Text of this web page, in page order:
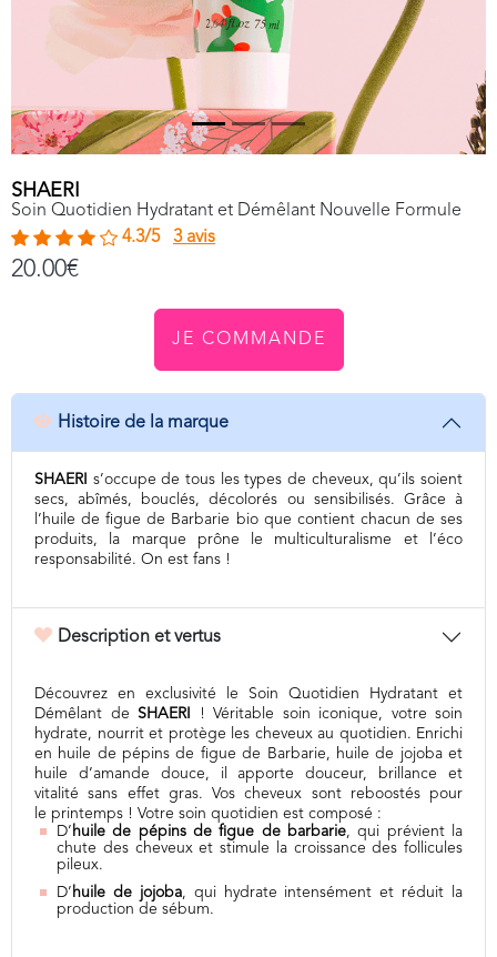
SHAERI
Soin Quotidien Hydratant et Démêlant Nouvelle Formule
4.3/5
3 avis
20.00€
JE COMMANDE
Histoire de la marque
SHAERI s’occupe de tous les types de cheveux, qu’ils soient
secs, abîmés, bouclés, décolorés ou sensibilisés. Grâce à
l’huile de figue de Barbarie bio que contient chacun de ses
produits, la marque prône le multiculturalisme et l’éco
responsabilité. On est fans !
Description et vertus
Découvrez en exclusivité le Soin Quotidien Hydratant et
Démêlant de SHAERI
! Véritable soin iconique, votre soin
hydrate, nourrit et protège les cheveux au quotidien. Enrichi
en huile de pépins de figue de Barbarie, huile de jojoba et
huile d’amande douce, il apporte douceur, brillance et
vitalité sans effet gras. Vos cheveux sont reboostés pour
le printemps ! Votre soin quotidien est composé :
D’ huile de pépins de figue de barbarie, qui prévient la
chute des cheveux et stimule la croissance des follicules
pileux.
D’ huile de jojoba, qui hydrate intensément et réduit la
production de sébum.